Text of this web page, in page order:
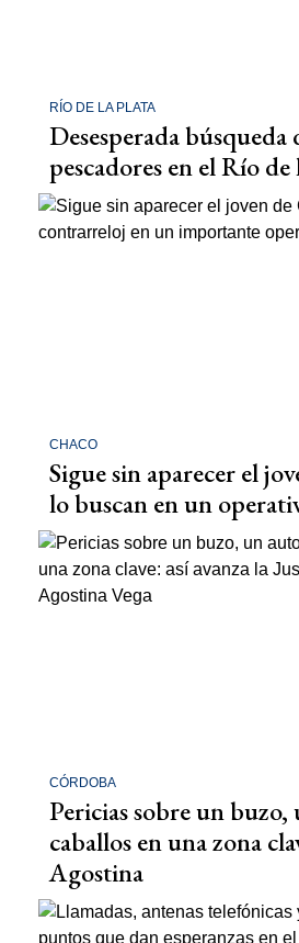
RÍO DE LA PLATA
Desesperada búsqueda
pescadores en el Río de
CHACO
Sigue sin aparecer el
lo buscan en un
CÓRDOBA
Pericias sobre un
caballos en una zona
Agostina